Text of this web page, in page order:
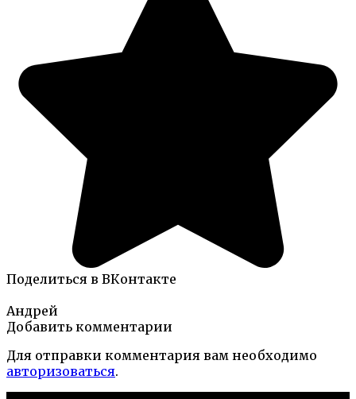
Поделиться в ВКонтакте
Андрей
Добавить комментарии
Для отправки комментария вам необходимо
авторизоваться.